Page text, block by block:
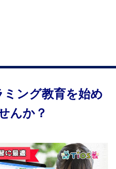
ング教育を始め
んか？